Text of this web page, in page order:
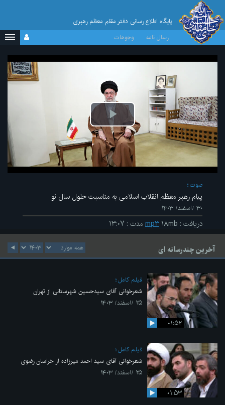
پایگاه اطلاع رسانی دفتر مقام معظم رهبری
ارسال نامه
وجوهات
پخش
ویدیو
صوت
پیام رهبر معظم انقلاب اسلامی به مناسبت حلول سال نو
۳۰ /اسفند/ ۱۴۰۳
دریافت : mp۳ ۱۸mb مدت : ۱۳:۰۷
آخرین چندرسانه ای
۰۱:۵۲
فیلم کامل
شعرخوانی آقای سیدحسین شهرستانی از تهران
۲۵ /اسفند/ ۱۴۰۳
۰۱:۵۳
فیلم کامل
شعرخوانی آقای سید احمد میرزاده از خراسان رضوی
۲۵ /اسفند/ ۱۴۰۳